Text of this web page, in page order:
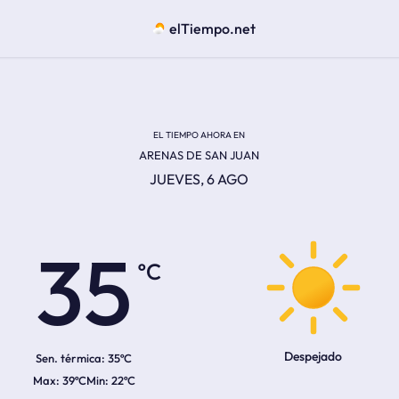
elTiempo.net
EL TIEMPO AHORA EN
ARENAS DE SAN JUAN
JUEVES, 6 AGO
35
Sen. térmica: 35ºC
39ºC 22ºC
Despejado